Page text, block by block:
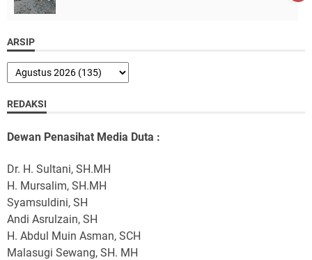
ARSIP
REDAKSI
Dewan Penasihat Media Duta :
Dr. H. Sultani, SH.MH
H. Mursalim, SH.MH
Syamsuldini, SH
Andi Asrulzain, SH
H. Abdul Muin Asman, SCH
Malasugi Sewang, SH. MH